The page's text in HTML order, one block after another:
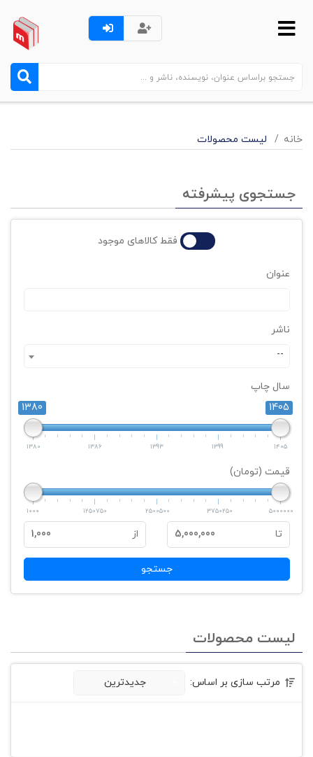
خانه لیست محصولات
جستجوی پیشرفته
فقط کالاهای موجود
عنوان
ناشر
--
سال چاپ
1380
1405
1380 1386 1393 1399 1405
قیمت (تومان)
1000 1250750 2500500 3750250 5000000
تا 5,000,000 از 1,000
جستجو
لیست محصولات
مرتب سازی بر اساس: جدیدترین